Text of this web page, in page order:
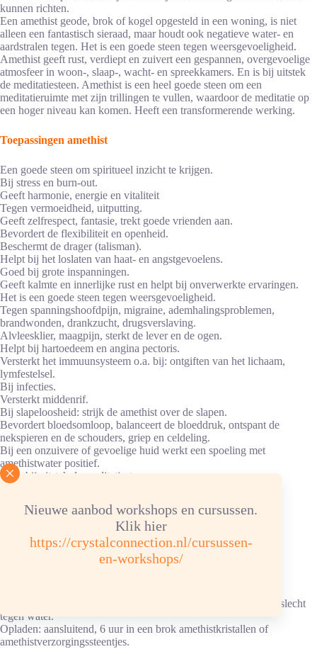
Nieuwe aanbod workshops en cursussen.
Klik hier
https://crystalconnection.nl/cursussen-
en-workshops/
kunnen richten.
Een amethist geode, brok of kogel opgesteld in een woning, is niet
alleen een fantastisch sieraad, maar houdt ook negatieve water- en
aardstralen tegen. Het is een goede steen tegen weersgevoeligheid.
Amethist geeft rust, verdiept en zuivert een gespannen, overgevoelige
atmosfeer in woon-, slaap-, wacht- en spreekkamers. En is bij uitstek
de meditatiesteen. Amethist is een heel goede steen om een
meditatieruimte met zijn trillingen te vullen, waardoor de meditatie op
een hoger niveau kan komen. Heeft een transformerende werking.
Toepassingen amethist
Een goede steen om spiritueel inzicht te krijgen.
Bij stress en burn-out.
Geeft harmonie, energie en vitaliteit
Tegen vermoeidheid, uitputting.
Geeft zelfrespect, fantasie, trekt goede vrienden aan.
Bevordert de flexibiliteit en openheid.
Beschermt de drager (talisman).
Helpt bij het loslaten van haat- en angstgevoelens.
Goed bij grote inspanningen.
Geeft kalmte en innerlijke rust en helpt bij onverwerkte ervaringen.
Het is een goede steen tegen weersgevoeligheid.
Tegen spanningshoofdpijn, migraine, ademhalingsproblemen,
brandwonden, drankzucht, drugsverslaving.
Alvleesklier, maagpijn, sterkt de lever en de ogen.
Helpt bij hartoedeem en angina pectoris.
Versterkt het immuunsysteem o.a. bij: ontgiften van het lichaam,
lymfestelsel.
Bij infecties.
Versterkt middenrif.
Bij slapeloosheid: strijk de amethist over de slapen.
Bevordert bloedsomloop, balanceert de bloeddruk, ontspant de
nekspieren en de schouders, griep en celdeling.
Bij een onzuivere of gevoelige huid werkt een spoeling met
amethistwater positief.
En is bij uitstek de meditatiesteen.
Meer informatie over amethist
Advies energetische verzorging
Ketting/armband: in hematietverzorgingssteentjes, elastiek kan slecht
tegen water.
Opladen: aansluitend, 6 uur in een brok amethistkristallen of
amethistverzorgingssteentjes.